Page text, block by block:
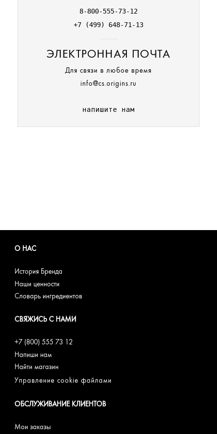
8-800-555-73-12
+7 (499) 648-71-13
ЭЛЕКТРОННАЯ ПОЧТА
Для связи в любое время
info@cs.origins.ru
напишите нам
О НАС
История Бренда
Наши ценности
Словарь ингредиентов
СВЯЖИСЬ С НАМИ
+7 (800) 555 73 12
Напиши нам
Найти магазин
Управление cookie файлами
ОБСЛУЖИВАНИЕ КЛИЕНТОВ
Мои заказы